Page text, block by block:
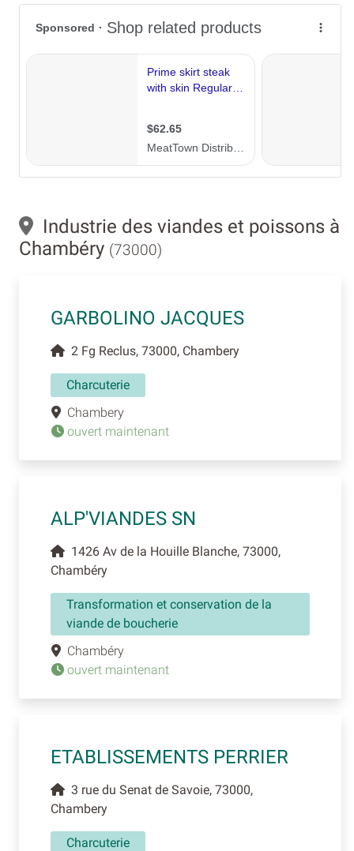
Industrie des viandes et poissons à
Chambéry (73000)
GARBOLINO JACQUES
2 Fg Reclus, 73000, Chambery
Charcuterie
Chambery
ouvert maintenant
ALP'VIANDES SN
1426 Av de la Houille Blanche, 73000,
Chambéry
Transformation et conservation de la
viande de boucherie
Chambéry
ouvert maintenant
ETABLISSEMENTS PERRIER
3 rue du Senat de Savoie, 73000,
Chambery
Charcuterie